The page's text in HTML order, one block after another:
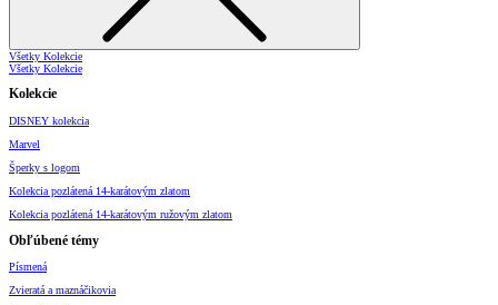
Všetky Kolekcie
Všetky Kolekcie
Kolekcie
DISNEY kolekcia
Marvel
Šperky s logom
Kolekcia pozlátená 14-karátovým zlatom
Kolekcia pozlátená 14-karátovým ružovým zlatom
Obľúbené témy
Písmená
Zvieratá a maznáčikovia